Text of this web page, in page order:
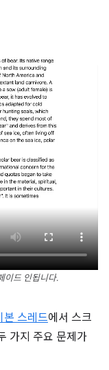
이드 인됩니다.
본 스레드에서 스크
가지 주요 문제가